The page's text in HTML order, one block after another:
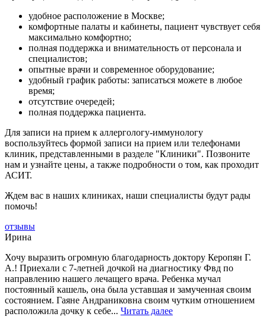
удобное расположение в Москве;
комфортные палаты и кабинеты, пациент чувствует себя
максимально комфортно;
полная поддержка и внимательность от персонала и
специалистов;
опытные врачи и современное оборудование;
удобный график работы: записаться можете в любое
время;
отсутствие очередей;
полная поддержка пациента.
Для записи на прием к аллергологу-иммунологу
воспользуйтесь формой записи на прием или телефонами
клиник, представленными в разделе "Клиники". Позвоните
нам и узнайте цены, а также подробности о том, как проходит
АСИТ.
Ждем вас в наших клиниках, наши специалисты будут рады
помочь!
отзывы
Ирина
Хочу выразить огромную благодарность доктору Керопян Г.
А.! Приехали с 7-летней дочкой на диагностику Фвд по
направлению нашего лечащего врача. Ребенка мучал
постоянный кашель, она была уставшая и замученная своим
состоянием. Гаяне Андраниковна своим чутким отношением
расположила дочку к себе... Читать далее